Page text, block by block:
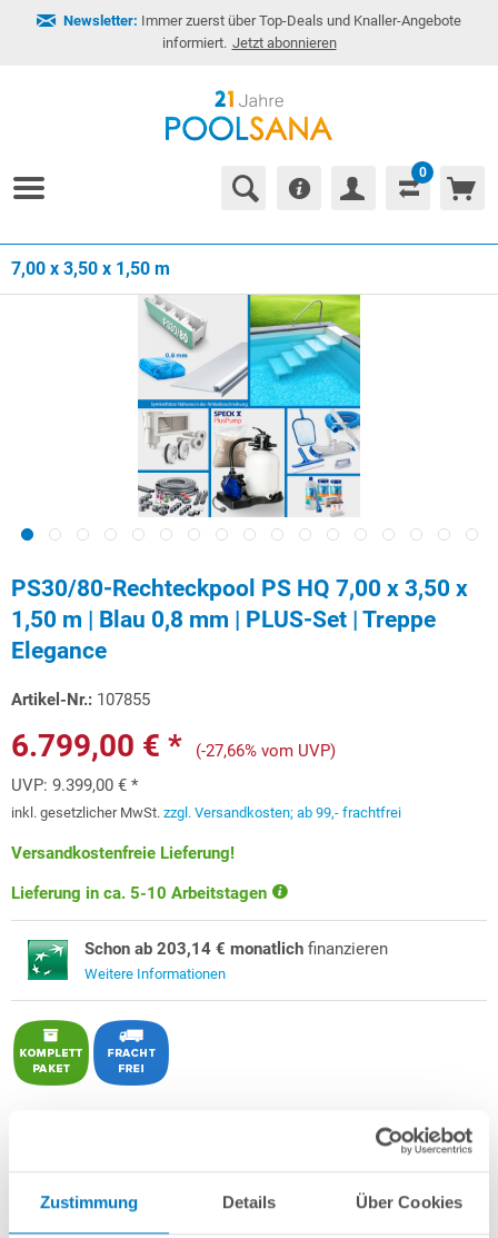
Zustimmung Details Über Cookies
Newsletter: Immer zuerst über Top-Deals und Knaller-Angebote
informiert. Jetzt abonnieren
0
7,00 x 3,50 x 1,50 m
PS30/80-Rechteckpool PS HQ 7,00 x 3,50 x
1,50 m | Blau 0,8 mm | PLUS-Set | Treppe
Elegance
Artikel-Nr.: 107855
6.799,00 € *
(-27,66% vom UVP)
UVP: 9.399,00 € *
inkl. gesetzlicher MwSt. zzgl. Versandkosten; ab 99,- frachtfrei
Versandkostenfreie Lieferung!
Lieferung in ca. 5-10 Arbeitstagen
Schon ab 203,14 € monatlich finanzieren
Weitere Informationen
Rechteckbecken bestehend aus Isolier-Schalelementen
PVC-Poolfolie 0,8 mm Made in
Germanymit Keilbiese +Aluminium-Einhängeprofile.